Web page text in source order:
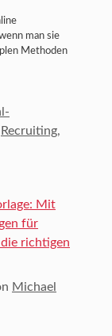
man sie
Methoden
Recruiting,
Michael